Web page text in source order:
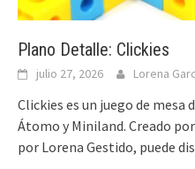
Plano Detalle: Clickies
julio 27, 2026 Lorena
Clickies es un juego de
Átomo y Miniland. Creado
por Lorena Gestido, puede